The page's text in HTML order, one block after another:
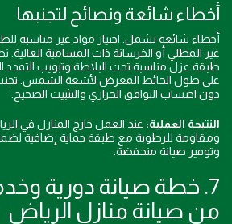
أخطاء شائعة ونصائح لتجنبها
أخطاء شائعة تشمل: اختيار مواد غير مناسبة
غير المطلي أو الخرسانة ذات المسامية
طبقة عزل مناسبة تحت البلاطة وتبويب التمدد
على طول الحائط المعرض لأشعة الشمس. تجنب
دون احتساب التوافق الحراري والتثبيت الصحيح.
النتيجة العملية: عند العمل خارج المنازل في
ومقاومة للرطوبة مع طبقة حماية إضافية
وتوفير صيانة منخفضة.
7. خطة صيانة دورية
من صيانة منازل الرياض